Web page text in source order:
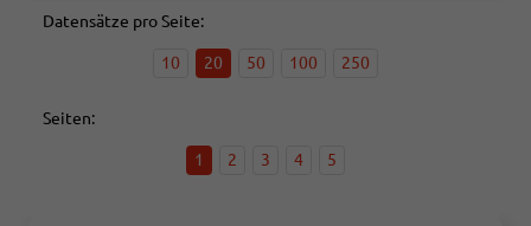
Datensätze pro Seite:
10 20 50 100 250
Seiten:
1 2 3 4 5